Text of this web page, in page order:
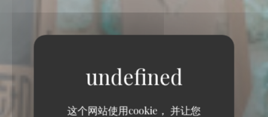
这个网站使用cookie， 并让您